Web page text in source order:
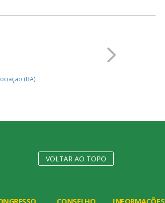
(BA)
VOLTAR AO TOPO
CONSELHO INFORMAÇÕES